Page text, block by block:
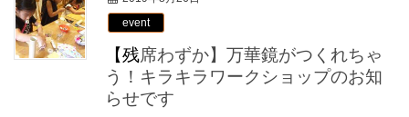
event
【残席わずか】万華鏡がつくれちゃ
う！キラキラワークショップのお知
らせです